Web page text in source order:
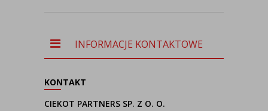
INFORMACJE KONTAKTOWE
KONTAKT
CIEKOT PARTNERS SP. Z O. O.